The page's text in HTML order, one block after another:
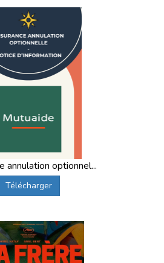
annulation optionnel...
Télécharger